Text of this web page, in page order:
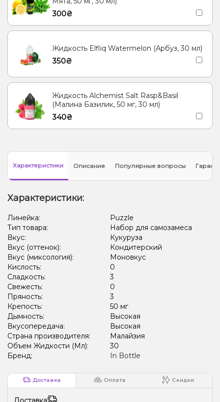
Мандарин Ваниль, Мороженое
Лёд/Холодок, Ягоды Яблоко Ананас Энергетик, Ягоды
Пряности/Специи, Чай
300₴
Жидкость Elfliq Watermelon (Арбуз, 30 мл)
350₴
Жидкость Alchemist Salt Rasp&Basil
(Малина Базилик, 50 мг, 30 мл)
340₴
Характеристики Описание Популярные вопросы
Характеристики:
Линейка:
Puzzle
Тип товара:
Набор для самозамеса
Вкус:
Кукуруза
Вкус (оттенок):
Кондитерский
Вкус (миксология):
Моновкус
Кислость:
0
Сладкость:
3
Свежесть:
0
Пряность:
3
Крепость:
50 мг
Дымность:
Высокая
Вкусопередача:
Высокая
Страна производителя:
Малайзия
Объем Жидкости (Мл):
30
Бренд:
In Bottle
Доставка Оплата Скидки